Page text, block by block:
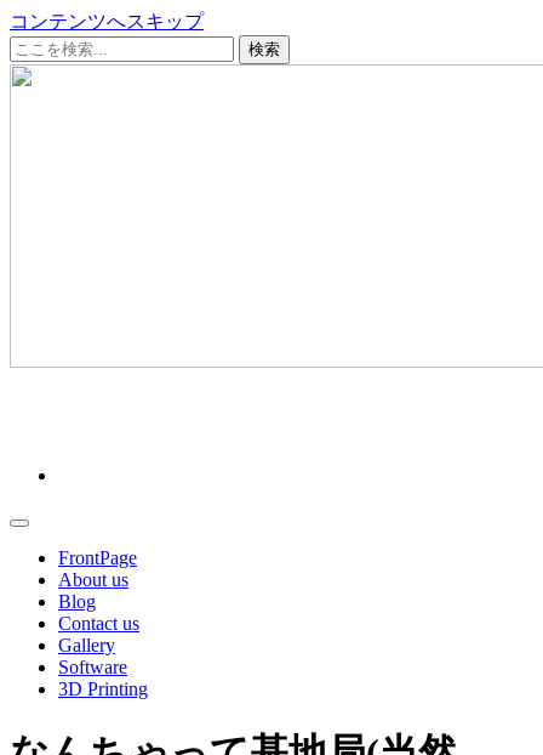
コンテンツへスキップ
FrontPage
About us
Blog
Contact us
Gallery
Software
3D Printing